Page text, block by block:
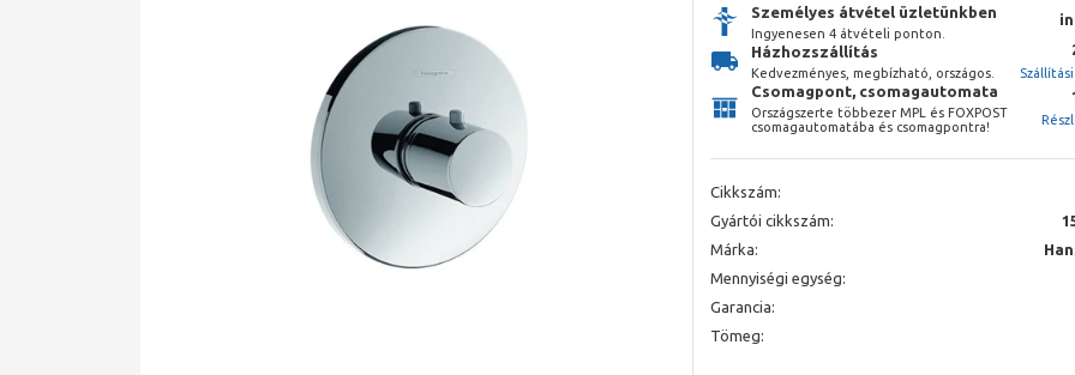
Személyes átvétel üzletünkben
Ingyenesen 4 átvételi ponton.
Házhozszállítás
Kedvezményes, megbízható, országos.
Csomagpont, csomagautomata
Országszerte többezer MPL és FOXPOST
csomagautomatába és csomagpontra!
Cikkszám:
Gyártói cikkszám:
Márka:
Mennyiségi egység:
Garancia:
Tömeg: